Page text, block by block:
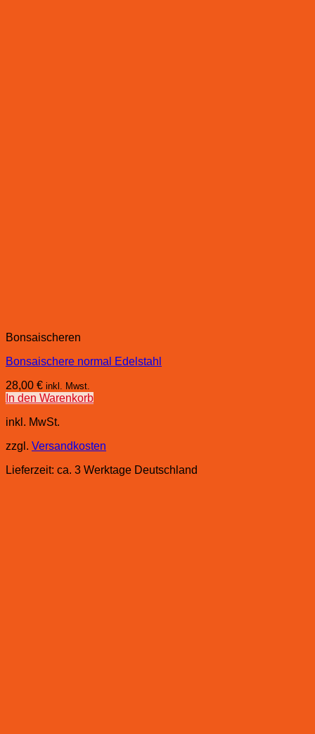
Bonsaischeren
Bonsaischere normal Edelstahl
28,00 € inkl. Mwst.
In den Warenkorb
inkl. MwSt.
zzgl. Versandkosten
Lieferzeit: ca. 3 Werktage Deutschland